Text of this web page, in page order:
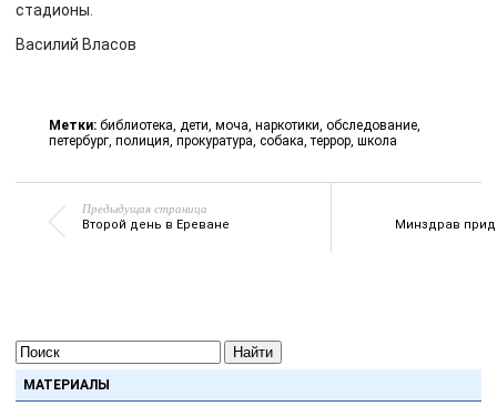
стадионы.
Василий Власов
Метки: библиотека, дети, моча, наркотики, обследование,
петербург, полиция, прокуратура, собака,террор, школа
Предыдущая страница
Второй день в Ереване Минздрав
Найти
МАТЕРИАЛЫ